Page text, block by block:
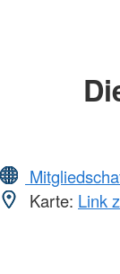
Karte: Link